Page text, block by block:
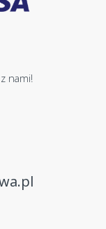
nami!